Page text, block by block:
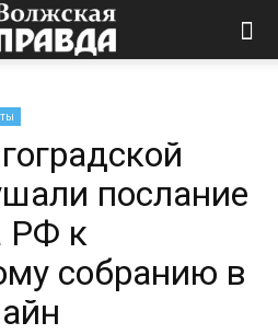
послание
РФ к
собранию в